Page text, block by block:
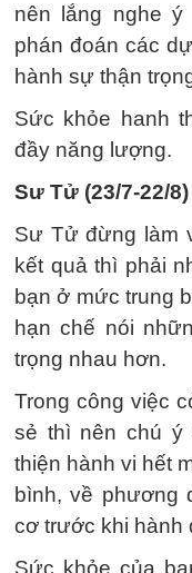
nên lắng nghe ý
phán đoán các
hành sự thận
Sức khỏe hanh
đầy năng lượng.
Sư Tử (23/7-22/8)
Sư Tử đừng làm
kết quả thì phải
bạn ở mức trung
hạn chế nói
trọng nhau hơn.
Trong công việc
sẻ thì nên chú ý
thiện hành vi hết
bình, về phương
cơ trước khi hành
Sức khỏe của